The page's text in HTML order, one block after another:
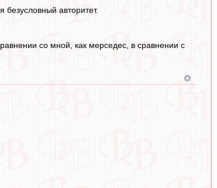
безусловный авторитет.
со мной, как мерседес, в сравнении с